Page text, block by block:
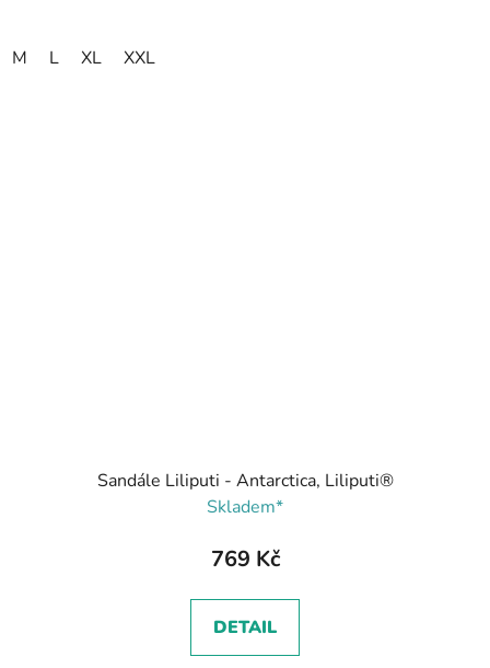
M L XL XXL
Sandále Liliputi - Antarctica, Liliputi®
Skladem*
769 Kč
DETAIL